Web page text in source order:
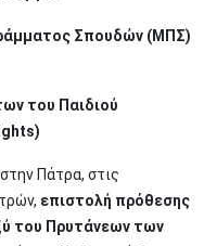
Σπουδών (ΜΠΣ)
του Παιδιού
Πάτρα, στις
επιστολή πρόθεσης
του Πρυτάνεων των